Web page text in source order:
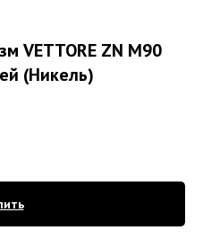
VETTORE ZN M90
(Никель)